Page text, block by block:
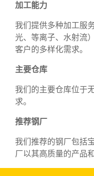
加工能力
我们提供多种加工服
光、等离子、水射流
客户的多样化需求。
主要仓库
我们的主要仓库位于
求。
推荐钢厂
我们推荐的钢厂包括
厂以其高质量的产品